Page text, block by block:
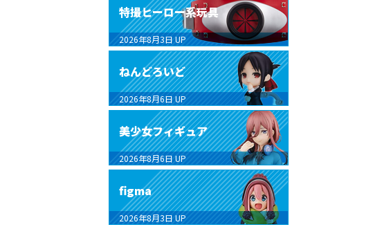
特撮ヒーロー系玩具
2026年8月3日 UP
ねんどろいど
2026年8月6日 UP
美少女フィギュア
2026年8月6日 UP
figma
2026年8月3日 UP